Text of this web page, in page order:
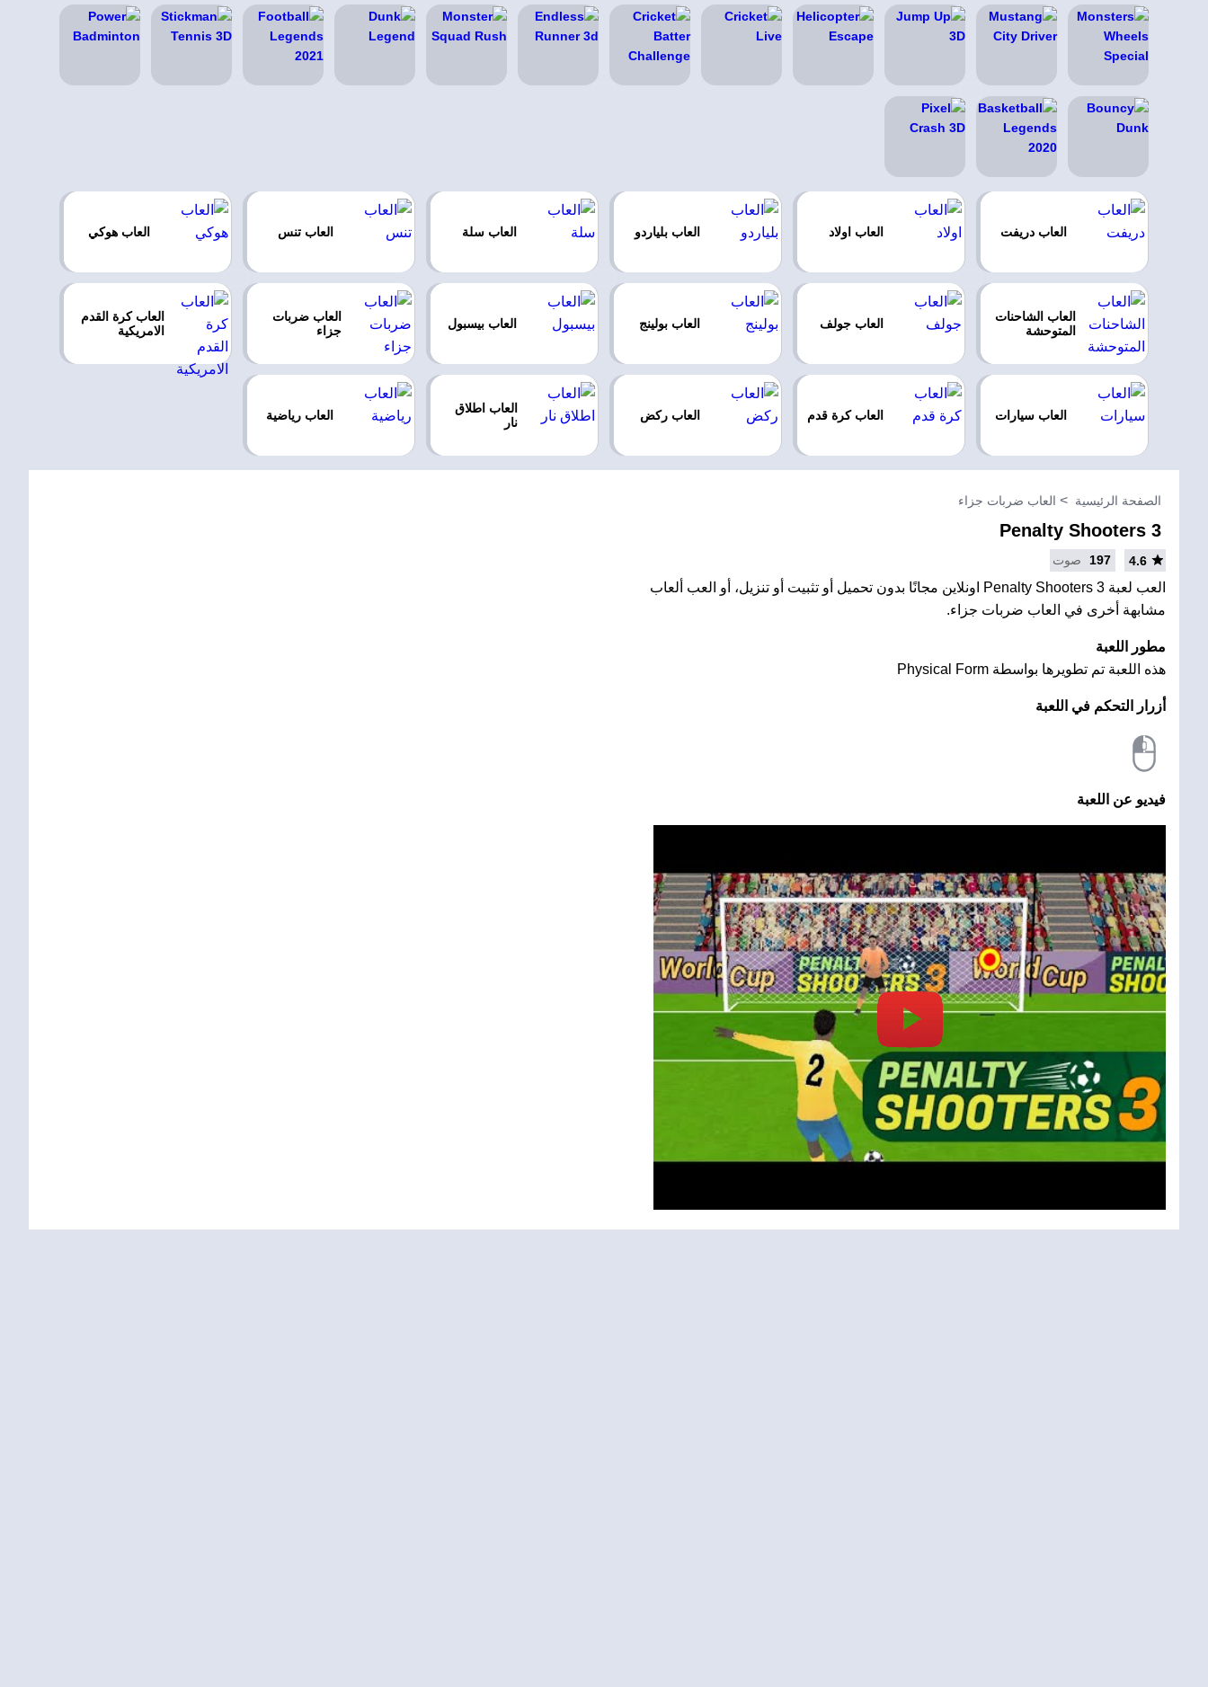
العاب دريفت العاب اولاد العاب بلياردو العاب سلة العاب تنس العاب هوكي
العاب الشاحنات
المتوحشة
العاب جولف العاب بولينج العاب بيسبول
العاب ضربات
جزاء
العاب كرة القدم
الامريكية
العاب سيارات العاب كرة قدم العاب ركض
العاب اطلاق
نار
العاب رياضية
الصفحة الرئيسية العاب ضربات جزاء
Penalty Shooters 3
4.6
197 صوت
العب لعبة Penalty Shooters 3 اونلاين مجانًا بدون تحميل أو تثبيت أو تنزيل، أو العب ألعاب
مشابهة أخرى في العاب ضربات جزاء.
مطور اللعبة
هذه اللعبة تم تطويرها بواسطة Physical Form
أزرار التحكم في اللعبة
فيديو عن اللعبة